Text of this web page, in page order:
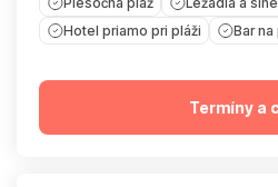
Hotel priamo pri pláži
Bar na
Termíny a